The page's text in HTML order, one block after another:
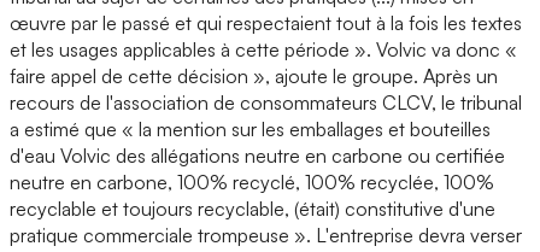
œuvre par le passé et qui respectaient tout à la fois les textes
et les usages applicables à cette période ». Volvic va donc «
faire appel de cette décision », ajoute le groupe. Après un
recours de l'association de consommateurs CLCV, le tribunal
a estimé que « la mention sur les emballages et bouteilles
d'eau Volvic des allégations neutre en carbone ou certifiée
neutre en carbone, 100% recyclé, 100% recyclée, 100%
recyclable et toujours recyclable, (était) constitutive d'une
pratique commerciale trompeuse ». L'entreprise devra verser